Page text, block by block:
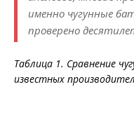
именно чугунные
проверено
Таблица 1. Сравнение
известных